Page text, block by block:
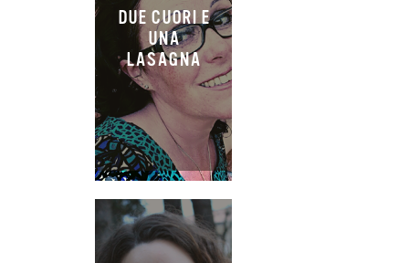
DUE CUORI E
UNA
LASAGNA